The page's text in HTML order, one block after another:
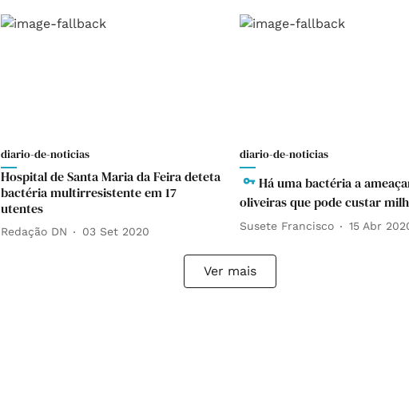
diario-de-noticias
Hospital de Santa Maria da Feira deteta
bactéria multirresistente em 17
utentes
Redação DN 03 Set 2020
diario-de-noticias
Há uma bactéria a
oliveiras que pode custar
Susete Francisco 15 Abr
Ver mais